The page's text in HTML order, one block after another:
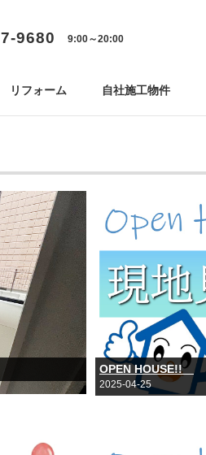
9680 9:00～20:00
リフォーム 自社施工物件
OPEN HOUSE!!
2025-04-25